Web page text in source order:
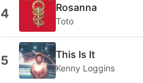
4 Rosanna
Toto
5 This Is It
Kenny Loggins